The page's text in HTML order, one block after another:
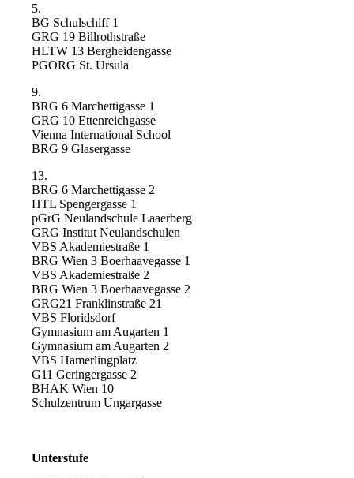
5.
BG Schulschiff 1
GRG 19 Billrothstraße
HLTW 13 Bergheidengasse
PGORG St. Ursula
9.
BRG 6 Marchettigasse 1
GRG 10 Ettenreichgasse
Vienna International School
BRG 9 Glasergasse
13.
BRG 6 Marchettigasse 2
HTL Spengergasse 1
pGrG Neulandschule Laaerberg
GRG Institut Neulandschulen
VBS Akademiestraße 1
BRG Wien 3 Boerhaavegasse 1
VBS Akademiestraße 2
BRG Wien 3 Boerhaavegasse 2
GRG21 Franklinstraße 21
VBS Floridsdorf
Gymnasium am Augarten 1
Gymnasium am Augarten 2
VBS Hamerlingplatz
G11 Geringergasse 2
BHAK Wien 10
Schulzentrum Ungargasse
Unterstufe